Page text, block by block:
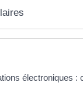
électroniques :